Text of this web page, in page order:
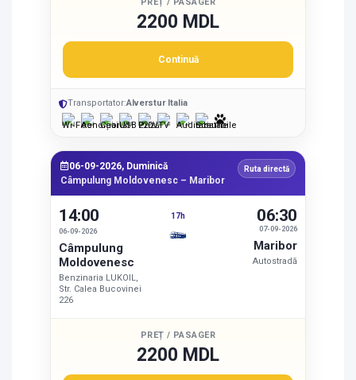
2200 MDL
Continuă
Transportator:Alverstur Italia
06-09-2026, Duminică
Câmpulung Moldovenesc – Maribor
Ruta directă
14:00
06-09-2026
Câmpulung
Moldovenesc
Benzinaria LUKOIL,
Str. Calea Bucovinei
226
17h
07-09-2026
06:30
Maribor
Autostradă
PREȚ / PASAGER
2200 MDL